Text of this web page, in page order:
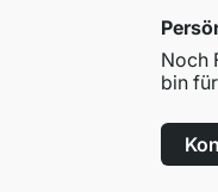
Noch
bin